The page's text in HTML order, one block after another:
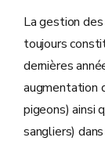
La gestion
toujours
dernières
augmentation
pigeons) ainsi
sangliers)